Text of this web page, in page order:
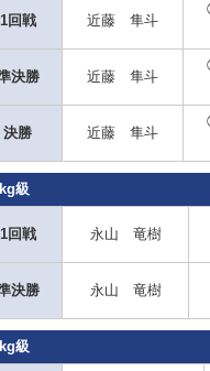
1回戦 近藤 隼斗
決勝 近藤 隼斗
決勝 近藤 隼斗
級
1回戦 永山 竜樹
決勝 永山 竜樹
級